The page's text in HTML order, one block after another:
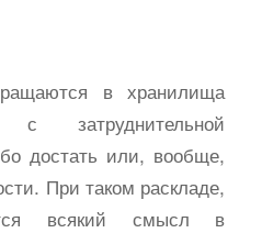
в хранилища
затруднительной
достать или, вообще,
При таком раскладе,
всякий смысл в